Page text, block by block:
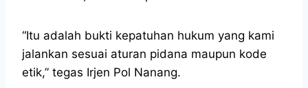
“Itu adalah bukti kepatuhan hukum yang kami
jalankan sesuai aturan pidana maupun kode
etik,” tegas Irjen Pol Nanang.